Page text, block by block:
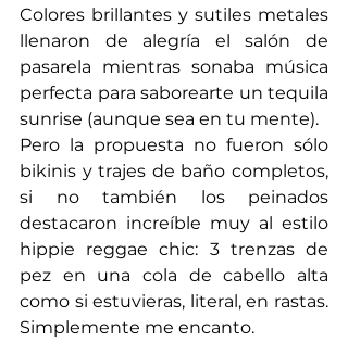
Colores brillantes y sutiles metales
llenaron de alegría el salón de
pasarela mientras sonaba música
perfecta para saborearte un tequila
sunrise (aunque sea en tu mente).
Pero la propuesta no fueron sólo
bikinis y trajes de baño completos,
si no también los peinados
destacaron increíble muy al estilo
hippie reggae chic: 3 trenzas de
pez en una cola de cabello alta
como si estuvieras, literal, en rastas.
Simplemente me encanto.